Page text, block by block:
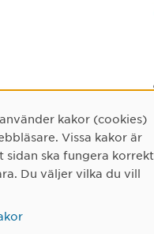
kakor (cookies)
Vissa kakor är
ska fungera korrekt
Du väljer vilka du vill